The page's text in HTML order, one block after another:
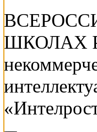
ШКОЛАХ